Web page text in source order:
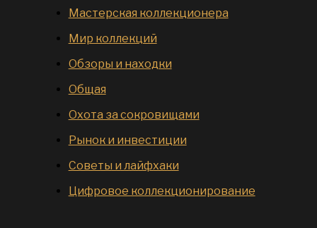
Мастерская коллекционера
Мир коллекций
Обзоры и находки
Общая
Охота за сокровищами
Рынок и инвестиции
Советы и лайфхаки
Цифровое коллекционирование